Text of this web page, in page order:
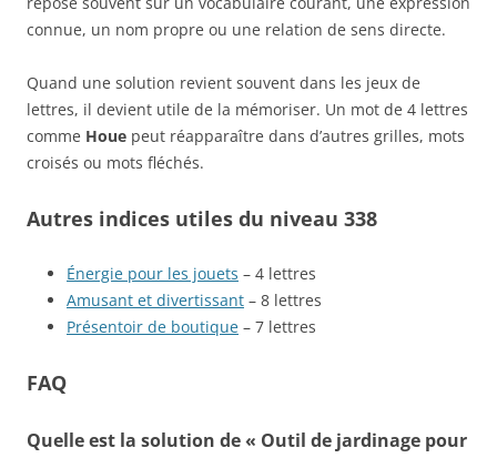
connue, un nom propre ou une relation de sens directe.
Quand une solution revient souvent dans les jeux de
lettres, il devient utile de la mémoriser. Un mot de 4 lettres
comme Houe peut réapparaître dans d’autres grilles, mots
croisés ou mots fléchés.
Autres indices utiles du niveau 338
Énergie pour les jouets – 4 lettres
Amusant et divertissant – 8 lettres
Présentoir de boutique – 7 lettres
FAQ
Quelle est la solution de « Outil de jardinage pour